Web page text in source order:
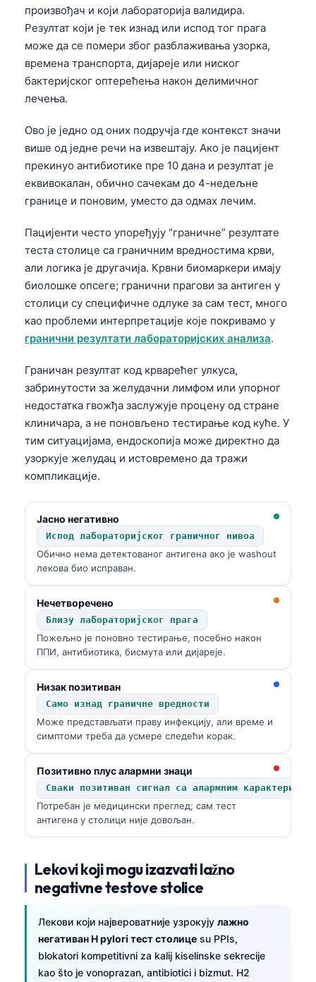
произвођач и који лабораторија валидира.
Резултат који је тек изнад или испод тог прага
може да се помери због разблаживања узорка,
времена транспорта, дијареје или ниског
бактеријског оптерећења након делимичног
лечења.
Ово је једно од оних подручја где контекст значи
више од једне речи на извештају. Ако је пацијент
прекинуо антибиотике пре 10 дана и резултат је
еквивокалан, обично сачекам до 4-недељне
границе и поновим, уместо да одмах лечим.
Пацијенти често упоређују “граничне” резултате
теста столице са граничним вредностима крви,
али логика је другачија. Крвни биомаркери имају
биолошке опсеге; гранични прагови за антиген у
столици су специфичне одлуке за сам тест, много
као проблеми интерпретације које покривамо у
гранични резултати лабораторијских анализа.
Граничан резултат код крварећег улкуса,
забринутости за желудачни лимфом или упорног
недостатка гвожђа заслужује процену од стране
клиничара, а не поновљено тестирање код куће. У
тим ситуацијама, ендоскопија може директно да
узоркује желудац и истовремено да тражи
компликације.
Јасно негативно
Испод лабораторијског граничног нивоа
Обично нема детектованог антигена ако је washout
лекова био исправан.
Нечетворечено
Близу лабораторијског прага
Пожељно је поновно тестирање, посебно након
ППИ, антибиотика, бисмута или дијареје.
Низак позитиван
Само изнад граничне вредности
Може представљати праву инфекцију, али време и
симптоми треба да усмере следећи корак.
Позитивно плус алармни знаци
Сваки позитиван сигнал са алармним
Потребан је медицински преглед; сам тест
антигена у столици није довољан.
Lekovi koji mogu izazvati lažno
negativne testove stolice
Лекови који највероватније узрокују лажно
негативан H pylori тест столице su PPIs,
blokatori kompetitivni za kalij kiselinske sekrecije
kao što je vonoprazan, antibiotici i bizmut. H2